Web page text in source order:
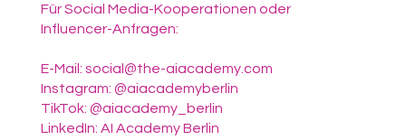
Für Social Media-Kooperationen oder
Influencer-Anfragen:
E-Mail: social@the-aiacademy.com
Instagram: @aiacademyberlin
TikTok: @aiacademy_berlin
LinkedIn: AI Academy Berlin